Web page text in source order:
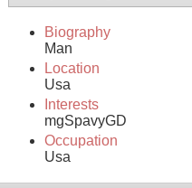
Biography
Man
Location
Usa
Interests
mgSpavyGD
Occupation
Usa